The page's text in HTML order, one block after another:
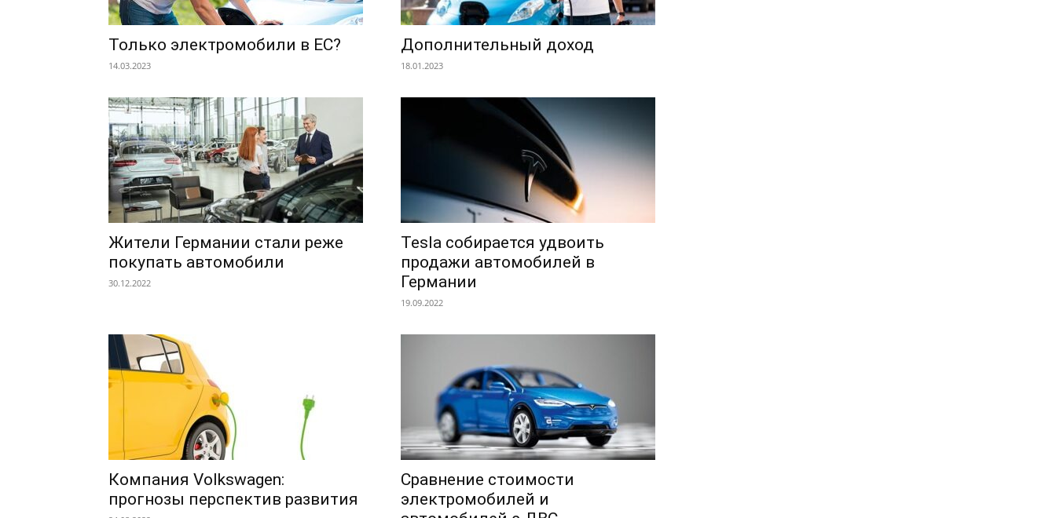
Только электромобили в ЕС?
14.03.2023
Дополнительный доход
18.01.2023
Жители Германии стали реже
покупать автомобили
30.12.2022
Tesla собирается удвоить
продажи автомобилей в
Германии
19.09.2022
Компания Volkswagen:
прогнозы перспектив развития
Сравнение стоимости
электромобилей и